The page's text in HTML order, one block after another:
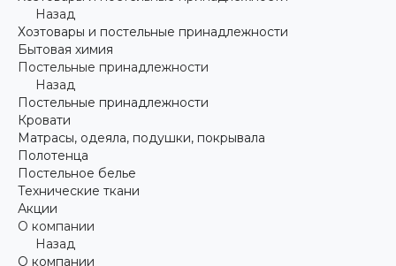
Назад
Хозтовары и постельные принадлежности
Бытовая химия
Постельные принадлежности
Назад
Постельные принадлежности
Кровати
Матрасы, одеяла, подушки, покрывала
Полотенца
Постельное белье
Технические ткани
Акции
О компании
Назад
О компании